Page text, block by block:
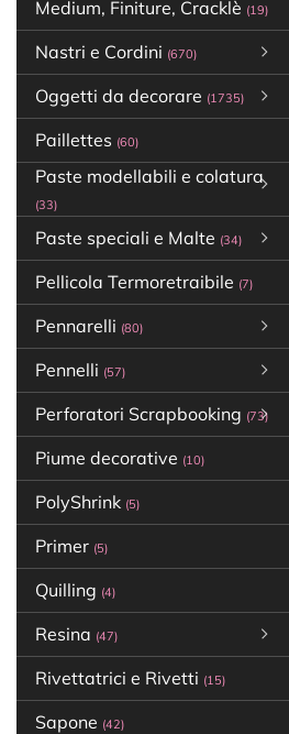
Medium, Finiture, Cracklè (19)
Nastri e Cordini (670)
Oggetti da decorare (1735)
Paillettes (60)
Paste modellabili e colatura
(33)
Paste speciali e Malte (34)
Pellicola Termoretraibile (7)
Pennarelli (80)
Pennelli (57)
Perforatori Scrapbooking (73)
Piume decorative (10)
PolyShrink (5)
Primer (5)
Quilling (4)
Resina (47)
Rivettatrici e Rivetti (15)
Sapone (42)